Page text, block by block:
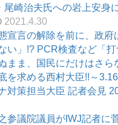
尾崎治夫氏への岩上安身
2021.4.30
宣言の解除を前に、政府
い」!? PCR検査など「打
まま、国民にだけはさら
を求める西村大臣!!～
対策担当大臣 記者会見
参議院議員がIWJ記者に